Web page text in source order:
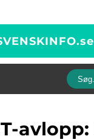
se